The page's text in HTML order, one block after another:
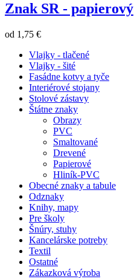
Znak SR - papierový
od 1,75 €
Vlajky - tlačené
Vlajky - šité
Fasádne kotvy a tyče
Interiérové stojany
Stolové zástavy
Štátne znaky
Obrazy
PVC
Smaltované
Drevené
Papierové
Hliník-PVC
Obecné znaky a tabule
Odznaky
Knihy, mapy
Pre školy
Šnúry, stuhy
Kancelárske potreby
Textil
Ostatné
Zákazková výroba